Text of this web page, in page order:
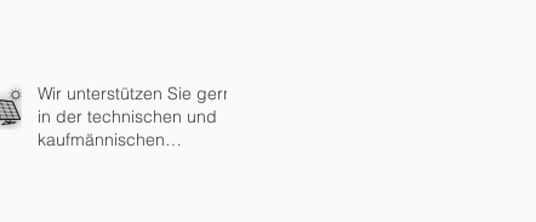
Wir unterstützen Sie gern
in der technischen und
kaufmännischen